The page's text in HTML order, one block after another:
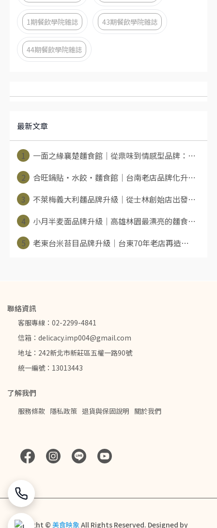
1期餐飲學院雜誌 43期餐飲學院雜誌
44期餐飲學院雜誌
最新文章
1
一面之緣襄楚麵食館｜從鼎味到情感型品牌：⋯
2
合旺鍋貼・水餃・麵食館｜台南老店品牌化升⋯
3
不萊梅義大利麵品牌升級｜從士林創始店出發⋯
4
小月半麦面品牌升級｜高雄林園最漂亮的麵食⋯
5
老東台米苔目品牌升級｜台東70年老店再造⋯
聯絡資訊
客服專線：02-2299-4841
信箱：delicacy.imp004@gmail.com
地址：242新北市新莊區五權一路90號
統一編號：13013443
了解我們
服務條款 隱私政策 退貨與保固說明 關於我們
Copyright © 美食映象All Rights Reserved. Designed by